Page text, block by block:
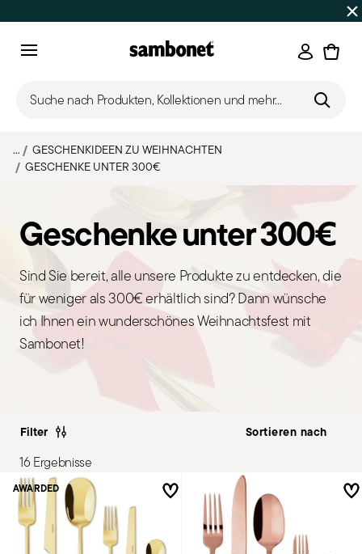
Bis zu 50% Rabatt | Bestellungen 7.–16.
Suche nach Produkten, Kollektionen und mehr...
...
GESCHENKIDEEN ZU WEIHNACHTEN
GESCHENKE UNTER 300€
Geschenke unter 300€
Sind Sie bereit, alle unsere Produkte zu entdecken, die
für weniger als 300€ erhältlich sind? Dann wünsche
ich Ihnen ein wunderschönes Weihnachtsfest mit
Sambonet!
Filter
16 Ergebnisse
AWARDED